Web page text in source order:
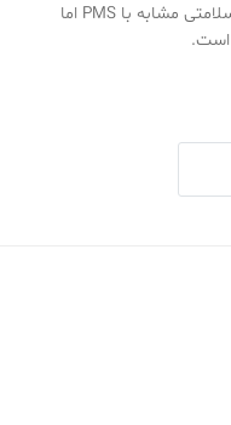
) یک اختلال سلامتی مشابه با PMS اما
است.